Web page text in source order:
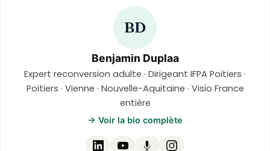
BD
Benjamin Duplaa
Expert reconversion adulte · Dirigeant IFPA Poitiers ·
Poitiers · Vienne · Nouvelle-Aquitaine · Visio France
entière
→ Voir la bio complète